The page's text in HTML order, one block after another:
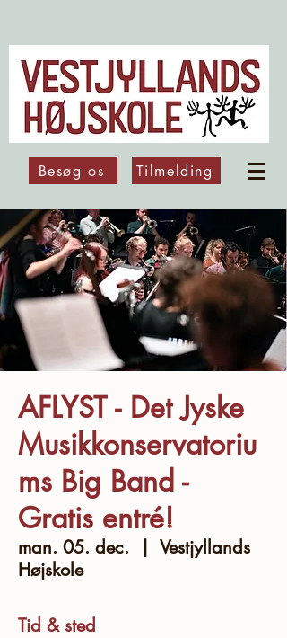
Besøg os Tilmelding
AFLYST - Det Jyske
Musikkonservatoriu
ms Big Band -
Gratis entré!
man. 05. dec.
  |
Vestjyllands
Højskole
Tid & sted